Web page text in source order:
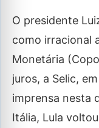
O presidente
como irracional
Monetária
juros, a Selic,
imprensa nesta
Itália, Lula